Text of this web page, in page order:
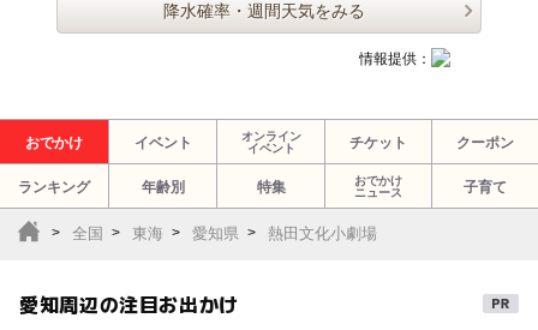
降水確率・週間天気をみる
情報提供：
おでかけ イベント
オンライン
イベント
チケット クーポン
ランキング 年齢別 特集
おでかけ
ニュース
子育て
全国 東海 愛知県 熱田文化小劇場
愛知周辺の注目お出かけ